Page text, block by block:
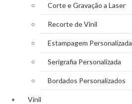
Corte e Gravação a Laser
Recorte de Vinil
Estampagem Personalizada
Serigrafia Personalizada
Bordados Personalizados
Vinil